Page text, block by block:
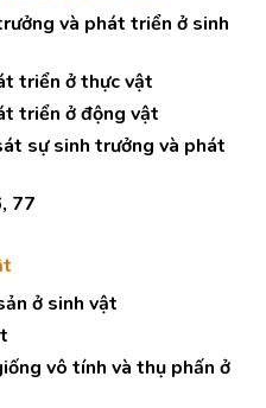
và phát triển ở sinh
triển ở thực vật
triển ở động vật
sự sinh trưởng và phát
77
ở sinh vật
vô tính và thụ phấn ở